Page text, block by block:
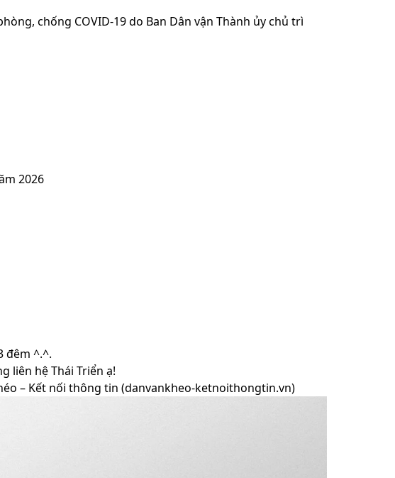
chống COVID-19 do Ban Dân vận Thành ủy chủ trì
2026
đêm ^.^.
liên hệ Thái Triển ạ!
– Kết nối thông tin (danvankheo-ketnoithongtin.vn)